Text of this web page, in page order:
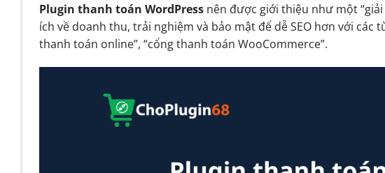
5.4. 4. Chuyển khoản ngân hàng
5.5. 5. Thanh toán khi nhận hàng (COD)
6. Hướng dẫn sử dụng plugin thanh toán cho WordPress
6.1. Bước 1: Lựa chọn plugin thanh toán phù hợp
6.2. Bước 2: Cài đặt plugin trên WordPress
6.4. Bước 4: Thiết lập cấu hình thanh toán
Plugin thanh toán WordPress nên được giới thiệu như một
ích về doanh thu, trải nghiệm và bảo mật để dễ SEO hơn với các
thanh toán online”, “cổng thanh toán WooCommerce”.